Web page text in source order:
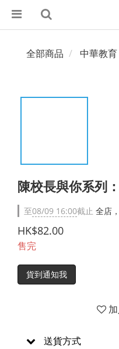
全部商品 中華教育
陳校長與你系列
至08/09 16:00截止 全店
HK$82.00
售完
貨到通知我
送貨方式